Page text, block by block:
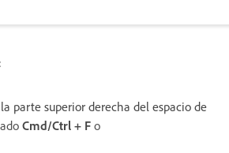
parte superior derecha del espacio de
Cmd/Ctrl + F o